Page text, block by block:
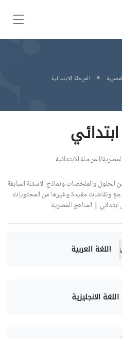
المرحلة الابتدائية
المرحلة الابتدائية
والملخصات ونماذج الاسئلة السابقة
ونقاشات مفيدة وغيرها من المحتويات
ابتدائي | المناهج المصرية
اللغة العربية
اللغة الانجليزية